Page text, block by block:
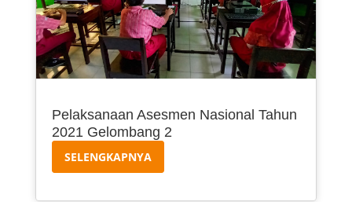
Pelaksanaan Asesmen Nasional Tahun
2021 Gelombang 2
SELENGKAPNYA